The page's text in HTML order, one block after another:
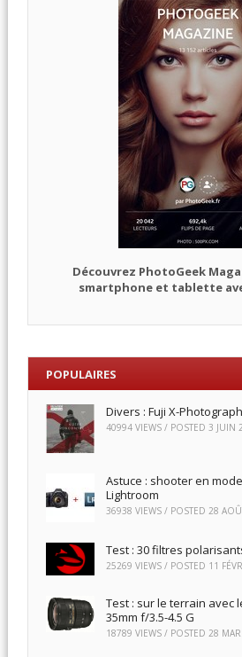
Découvrez PhotoGeek
smartphone et tablette
POPULAIRES
Divers : Fuji X-
40994 VIEWS / POSTED 3 JUIN
Astuce : shooter en
Lightroom
36938 VIEWS / POSTED 28
Test : 30 filtres
25269 VIEWS / POSTED 11
Test : sur le terrain avec
35mm f/3.5-4.5 G
18789 VIEWS / POSTED 28